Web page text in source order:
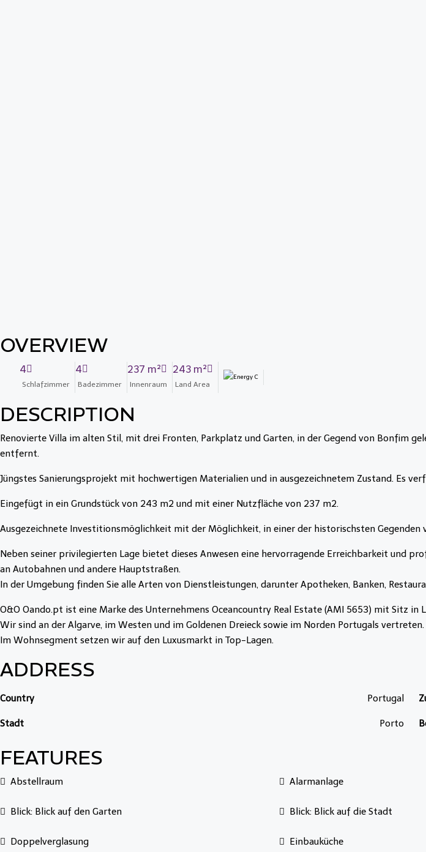
OVERVIEW
4
Schlafzimmer
4
Badezimmer
237 m²
Innenraum
243 m²
Land Area
DESCRIPTION
Renovierte Villa im alten Stil, mit drei Fronten, Parkplatz und Garten, in der Gegend von Bonfim
entfernt.
Jüngstes Sanierungsprojekt mit hochwertigen Materialien und in ausgezeichnetem Zustand. Es
Eingefügt in ein Grundstück von 243 m2 und mit einer Nutzfläche von 237 m2.
Ausgezeichnete Investitionsmöglichkeit mit der Möglichkeit, in einer der historischsten Gegenden
Neben seiner privilegierten Lage bietet dieses Anwesen eine hervorragende Erreichbarkeit und
an Autobahnen und andere Hauptstraßen.
In der Umgebung finden Sie alle Arten von Dienstleistungen, darunter Apotheken, Banken,
O&O Oando.pt ist eine Marke des Unternehmens Oceancountry Real Estate (AMI 5653) mit Sitz in
Wir sind an der Algarve, im Westen und im Goldenen Dreieck sowie im Norden Portugals vertreten.
Im Wohnsegment setzen wir auf den Luxusmarkt in Top-Lagen.
ADDRESS
Country Portugal
Stadt Porto
FEATURES
Abstellraum Alarmanlage
Blick: Blick auf den Garten Blick: Blick auf die Stadt
Doppelverglasung Einbauküche